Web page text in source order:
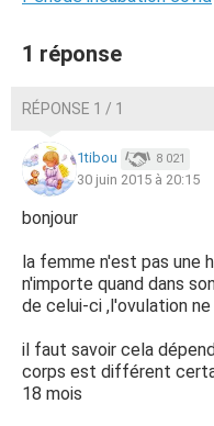
1 réponse
RÉPONSE 1 / 1
1tibou 8 021
30 juin 2015 à 20:15
bonjour
la femme n'est pas une
n'importe quand dans
de celui-ci ,l'ovulation
il faut savoir cela
corps est différent
18 mois